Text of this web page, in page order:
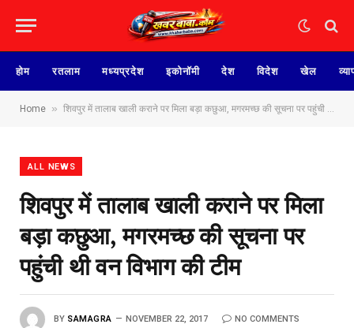
होम रतलाम मध्यप्रदेश इकोनॉमी देश विदेश खेल
Home » शिवपुर में तालाब खाली कराने पर मिला बड़ा कछुआ, मगरमच्छ की सूचना पर पहुंची थी वन विभाग की टीम
ALL NEWS
शिवपुर में तालाब खाली कराने पर मिला
बड़ा कछुआ, मगरमच्छ की सूचना पर
पहुंची थी वन विभाग की टीम
BY SAMAGRA NOVEMBER 22, 2017 NO COMMENTS